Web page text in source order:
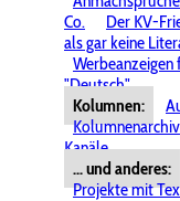
Co.
Der KV-
als gar keine
Werbeanzeigen
"Deutsch"
Kolumnen:
Kolumnenarchiv
Kanäle
... und anderes:
Projekte mit